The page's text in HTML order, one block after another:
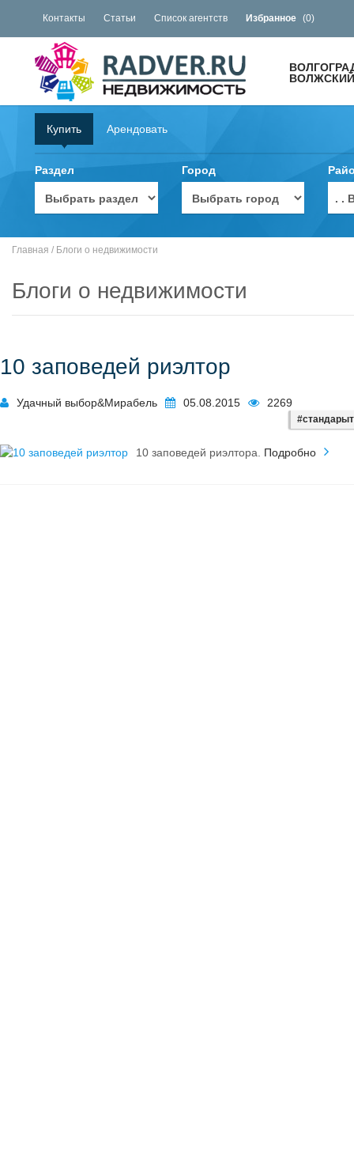
Контакты Статьи Список агентств Избранное (0)
ВОЛЖСКИЙ
Купить Арендовать
Раздел Город
. .
Главная / Блоги о недвижимости
Блоги о недвижимости
10 заповедей риэлтор
Удачный выбор&Мирабель 05.08.2015 2269
10 заповедей риэлтора. Подробно